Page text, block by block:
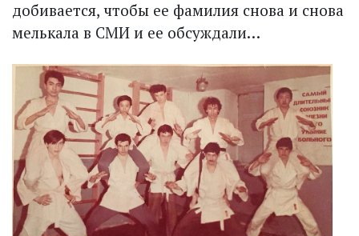
добивается, чтобы ее фамилия снова и снова
мелькала в СМИ и ее обсуждали…